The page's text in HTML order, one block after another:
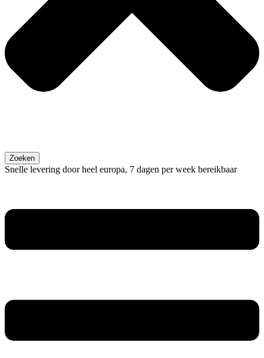
Zoeken
Snelle levering door heel europa, 7 dagen per week bereikbaar